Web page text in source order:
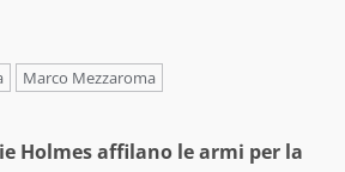
Marco Mezzaroma
Holmes affilano le armi per la